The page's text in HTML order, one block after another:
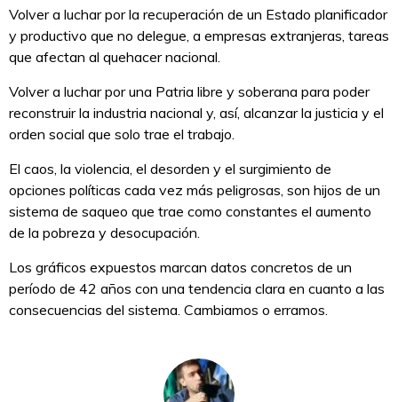
Volver a luchar por la recuperación de un Estado planificador
y productivo que no delegue, a empresas extranjeras, tareas
que afectan al quehacer nacional.
Volver a luchar por una Patria libre y soberana para poder
reconstruir la industria nacional y, así, alcanzar la justicia y el
orden social que solo trae el trabajo.
El caos, la violencia, el desorden y el surgimiento de
opciones políticas cada vez más peligrosas, son hijos de un
sistema de saqueo que trae como constantes el aumento
de la pobreza y desocupación.
Los gráficos expuestos marcan datos concretos de un
período de 42 años con una tendencia clara en cuanto a las
consecuencias del sistema. Cambiamos o erramos.